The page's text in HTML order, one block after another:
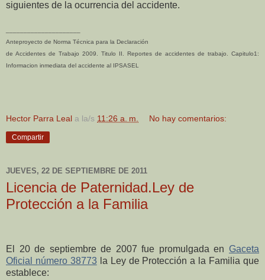
siguientes de la ocurrencia del accidente.
Anteproyecto de Norma Técnica para la Declaración
de Accidentes de Trabajo 2009. Titulo II. Reportes de accidentes de trabajo. Capitulo1:
Informacion inmediata del accidente al IPSASEL
Hector Parra Leal a la/s 11:26 a. m. No hay comentarios:
Compartir
JUEVES, 22 DE SEPTIEMBRE DE 2011
Licencia de Paternidad.Ley de
Protección a la Familia
El 20 de septiembre de 2007 fue promulgada en Gaceta
Oficial número 38773 la Ley de Protección a la Familia que
establece: